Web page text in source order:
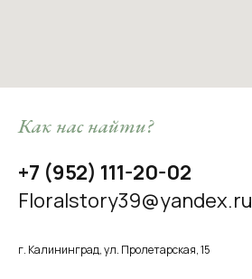
Как нас найти?
+7 (952) 111-20-02
Floralstory39@yandex.ru
г. Калининград, ул. Пролетарская, 15